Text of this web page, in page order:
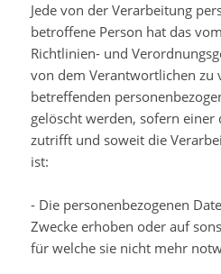
Jede von der Verarbeitung
betroffene Person hat das
Richtlinien- und
von dem Verantwortlichen zu
betreffenden
gelöscht werden, sofern
zutrifft und soweit die
ist:
- Die personenbezogenen
Zwecke erhoben oder auf
für welche sie nicht mehr